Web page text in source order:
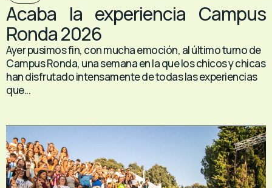
Acaba la experiencia Campus
Ronda 2026
Ayer pusimos fin, con mucha emoción, al último turno de
Campus Ronda, una semana en la que los chicos y chicas
han disfrutado intensamente de todas las experiencias
que...